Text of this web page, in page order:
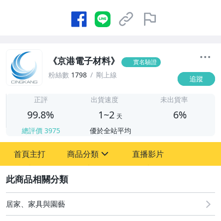
《京港電子材料》 實名驗證
粉絲數 1798 剛上線 追蹤
正評
99.8%
總評價 3975
出貨速度
1~2 天
優於全站平均
未出貨率
6%
首頁主打 商品分類
圖書/影音/文具
手機、配件與通訊
直播影片
居家、家具與園藝